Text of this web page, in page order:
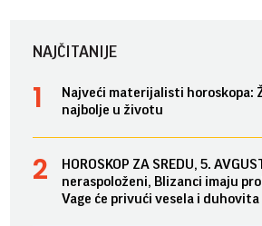
NAJČITANIJE
Najveći materijalisti horoskopa:
najbolje u životu
HOROSKOP ZA SREDU, 5.
neraspoloženi, Blizanci imaju
Vage će privući vesela i duhovita